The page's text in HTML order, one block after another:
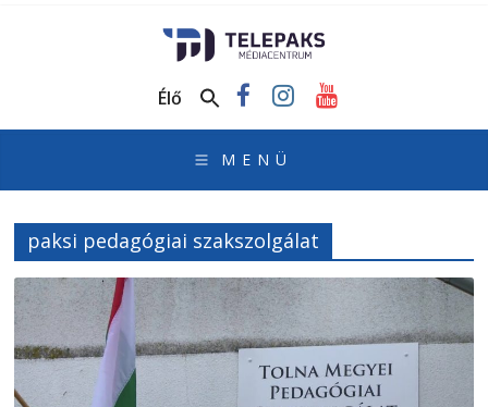
Médiacentrum
honlapja
Élő
paksi pedagógiai szakszolgálat